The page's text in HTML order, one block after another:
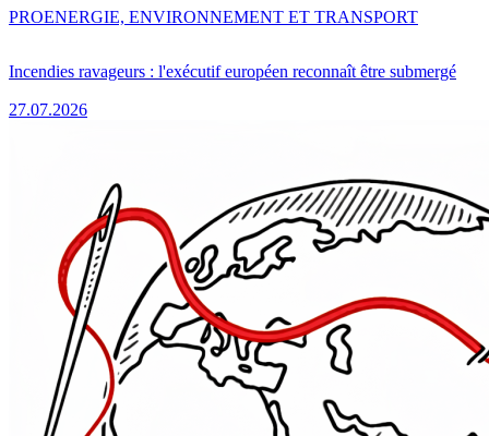
Incendies ravageurs : l'exécutif européen reconnaît être submergé
27.07.2026
PROENERGIE, ENVIRONNEMENT ET TRANSPORT